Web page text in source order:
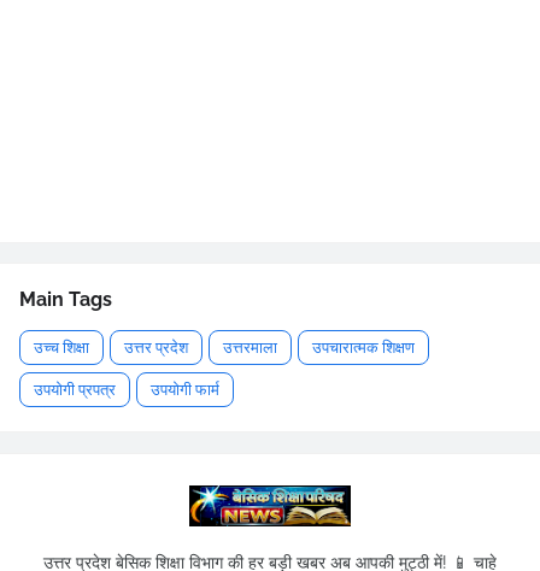
Main Tags
उच्च शिक्षा उत्तर प्रदेश उत्तरमाला उपचारात्मक शिक्षण
उपयोगी प्रपत्र उपयोगी फार्म
उत्तर प्रदेश बेसिक शिक्षा विभाग की हर बड़ी खबर अब आपकी मुट्ठी में! 📱 चाहे